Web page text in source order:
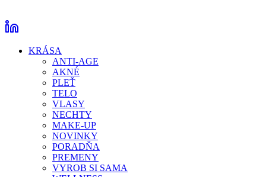
KRÁSA
ANTI-AGE
AKNÉ
PLEŤ
TELO
VLASY
NECHTY
MAKE-UP
NOVINKY
PORADŇA
PREMENY
VYROB SI SAMA